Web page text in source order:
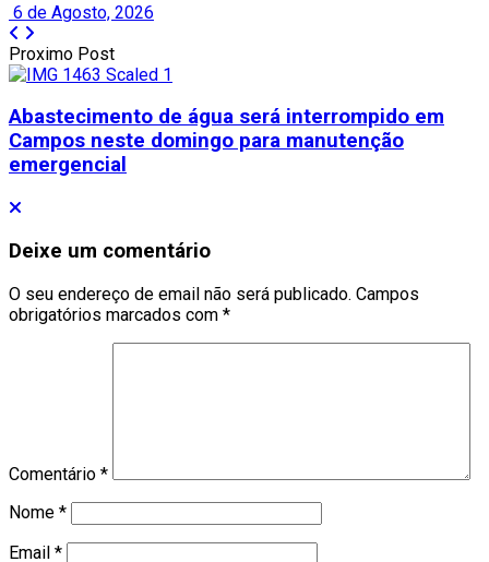
6 de Agosto, 2026
Proximo Post
Abastecimento de água será interrompido em
Campos neste domingo para manutenção
emergencial
Deixe um comentário
O seu endereço de email não será publicado. Campos
obrigatórios marcados com *
Comentário *
Nome *
Email *